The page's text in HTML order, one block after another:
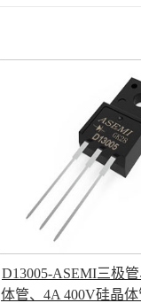
D13005-ASEMI三极
体管、4A 400V硅晶